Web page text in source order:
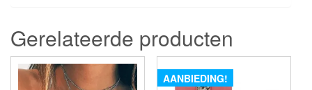
Gerelateerde producten
AANBIEDING!